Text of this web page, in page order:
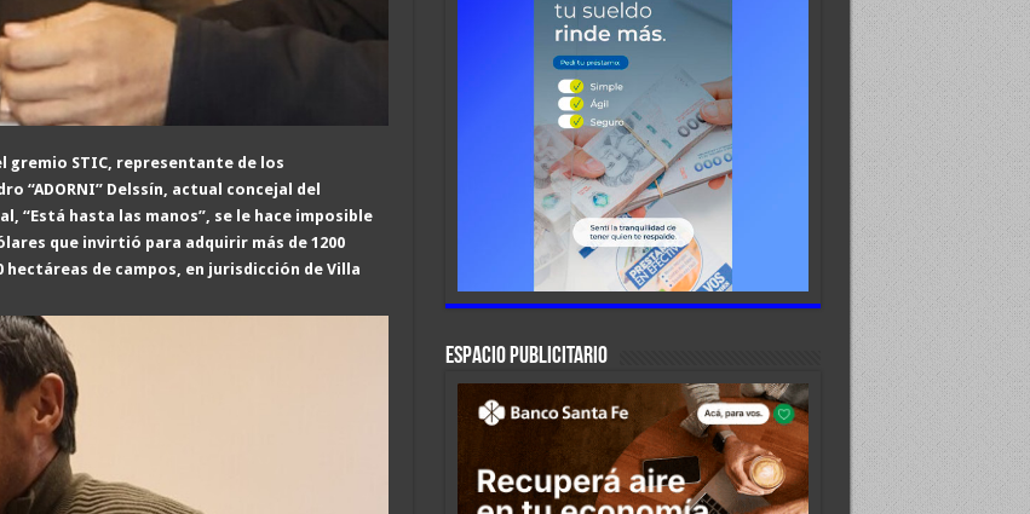
gremio STIC, representante de los
“ADORNI” Delssín, actual concejal del
“Está hasta las manos”, se le hace imposible
que invirtió para adquirir más de 1200
hectáreas de campos, en jurisdicción de Villa
ESPACIO PUBLICITARIO